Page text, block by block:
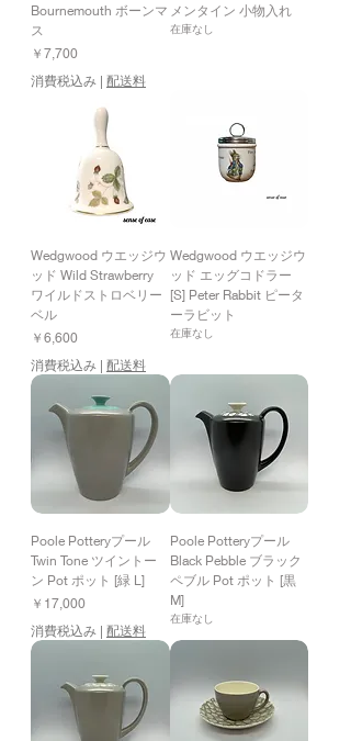
Bournemouth ボーンマ
ス
価格
￥7,700
消費税込み | 配送料
メンタイン 小物入れ
在庫なし
Wedgwood ウエッジウ
ッド Wild Strawberry
ワイルドストロベリー
ベル
価格
￥6,600
消費税込み
配送料
Wedgwood ウエッジウ
ッド エッグコドラー
[S] Peter Rabbit ピータ
ーラビット
在庫なし
Poole Potteryプール
Twin Tone ツイントー
ン Pot ポット [緑 L]
価格
￥17,000
消費税込み | 配送料
Poole Potteryプール
Black Pebble ブラック
ペブル Pot ポット [黒
M]
在庫なし